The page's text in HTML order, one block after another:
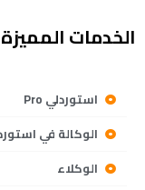
الخدمات المميزة
استوردلي Pro
الوكالة في
الوكلاء